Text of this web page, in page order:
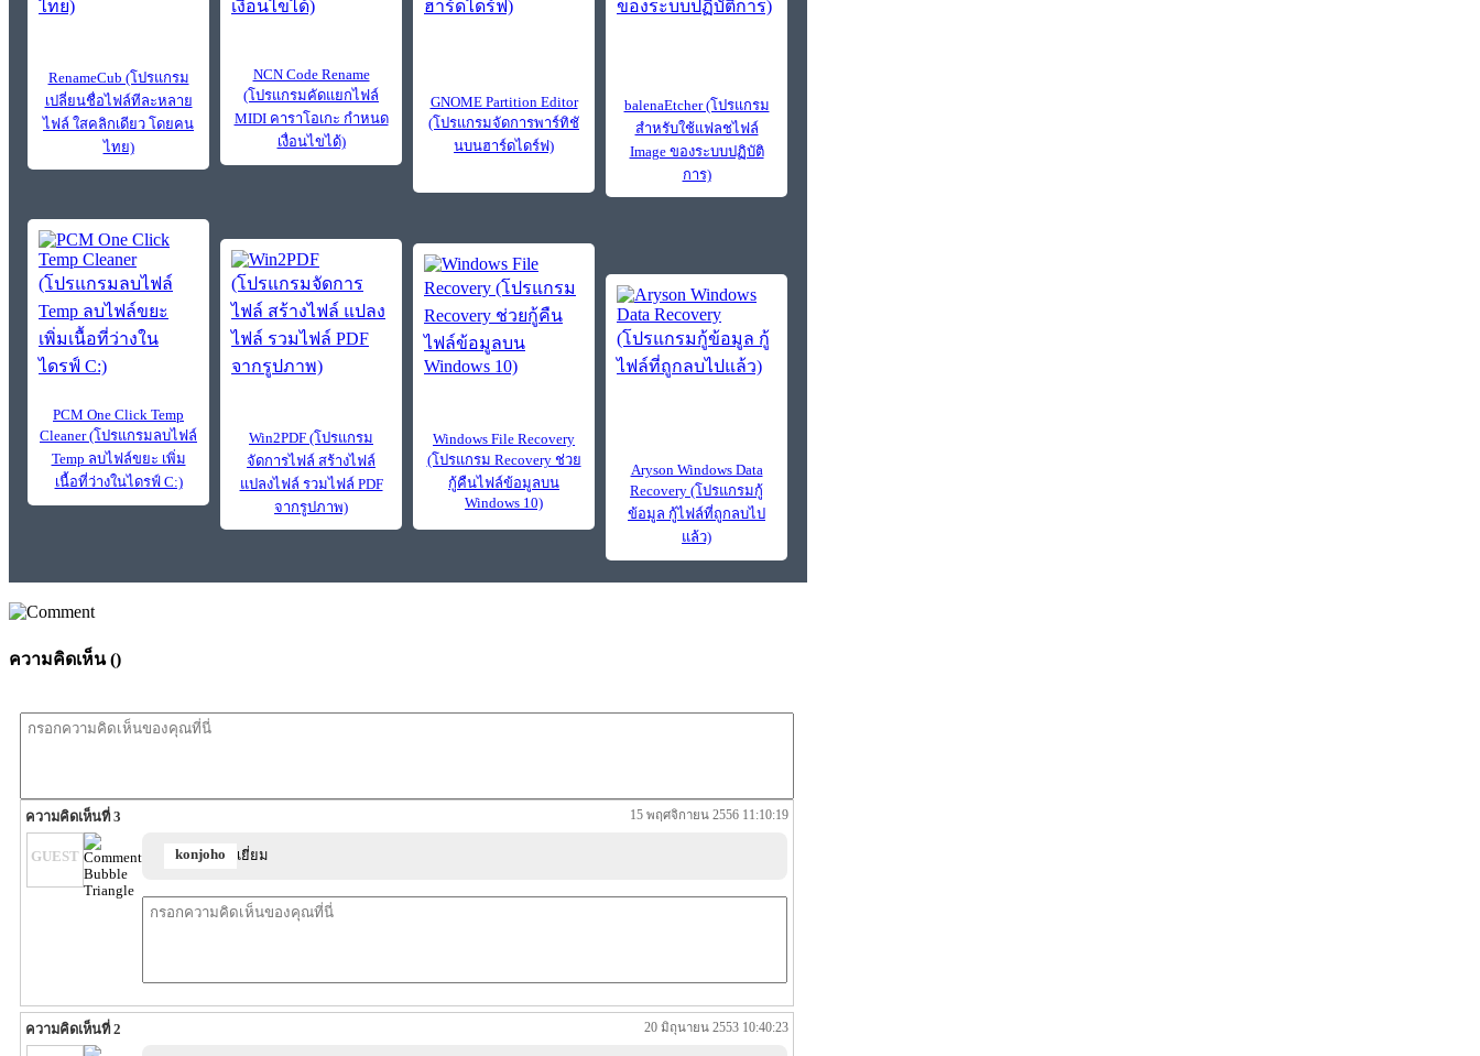
RenameCub (โปรแกรม
เปลี่ยนชื่อไฟล์ทีละหลาย
ไฟล์ ใสคลิกเดียว โดยคน
ไทย)
NCN Code Rename
(โปรแกรมคัดแยกไฟล์
MIDI คาราโอเกะ กำหนด
เงื่อนไขได้)
GNOME Partition Editor
(โปรแกรมจัดการพาร์ทิชั
นบนฮาร์ดไดร์ฟ)
balenaEtcher (โปรแกรม
สำหรับใช้แฟลชไฟล์
Image ของระบบปฏิบัติ
การ)
PCM One Click Temp
Cleaner (โปรแกรมลบไฟล์
Temp ลบไฟล์ขยะ เพิ่ม
เนื้อที่ว่างในไดรฟ์ C:)
Win2PDF (โปรแกรม
จัดการไฟล์ สร้างไฟล์
แปลงไฟล์ รวมไฟล์ PDF
จากรูปภาพ)
Windows File Recovery
(โปรแกรม Recovery ช่วย
กู้คืนไฟล์ข้อมูลบน
Windows 10)
Aryson Windows Data
Recovery (โปรแกรมกู้
ข้อมูล กู้ไฟล์ที่ถูกลบไป
แล้ว)
ความคิดเห็น ()
ความคิดเห็นที่ 3 15 พฤศจิกายน 2556 11:10:19
GUEST konjoho เยี่ยม
ความคิดเห็นที่ 2 20 มิถุนายน 2553 10:40:23